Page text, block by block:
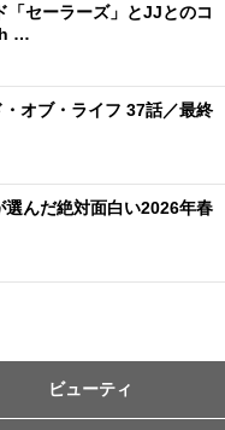
「セーラーズ」とJJとのコ
…
・オブ・ライフ 37話／最終
選んだ絶対面白い2026年春
ビューティ